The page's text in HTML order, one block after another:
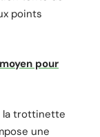
points
pour
la trottinette
une